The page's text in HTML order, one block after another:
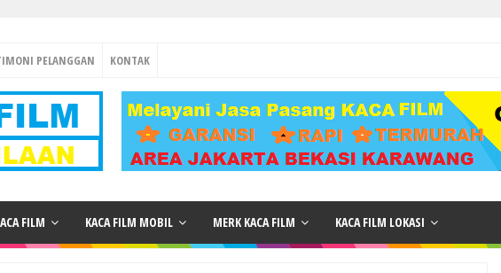
PELANGGAN KONTAK
FILM KACA FILM MOBIL MERK KACA FILM KACA FILM LOKASI